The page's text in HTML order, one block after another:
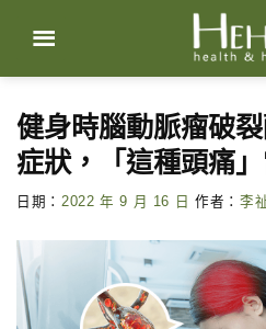
content
健身時腦動脈瘤破
症狀，「這種頭痛
日期： 2022 年 9 月 16 日 作者： 李